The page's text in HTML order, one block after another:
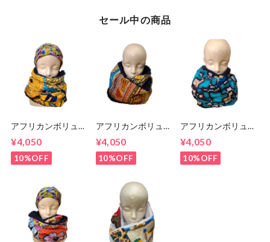
セール中の商品
アフリカンボリュー
¥4,050
10%OFF
アフリカンボリュー
¥4,050
10%OFF
アフリカンボリュー
¥4,050
10%OFF